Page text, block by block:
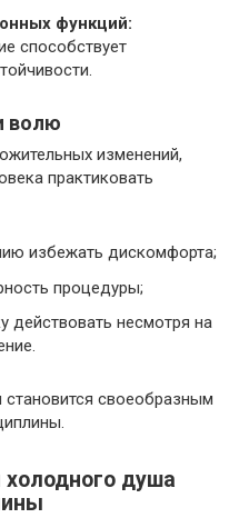
функций:
способствует
волю
изменений,
практиковать
избежать дискомфорта;
процедуры;
действовать несмотря на
своеобразным
холодного душа